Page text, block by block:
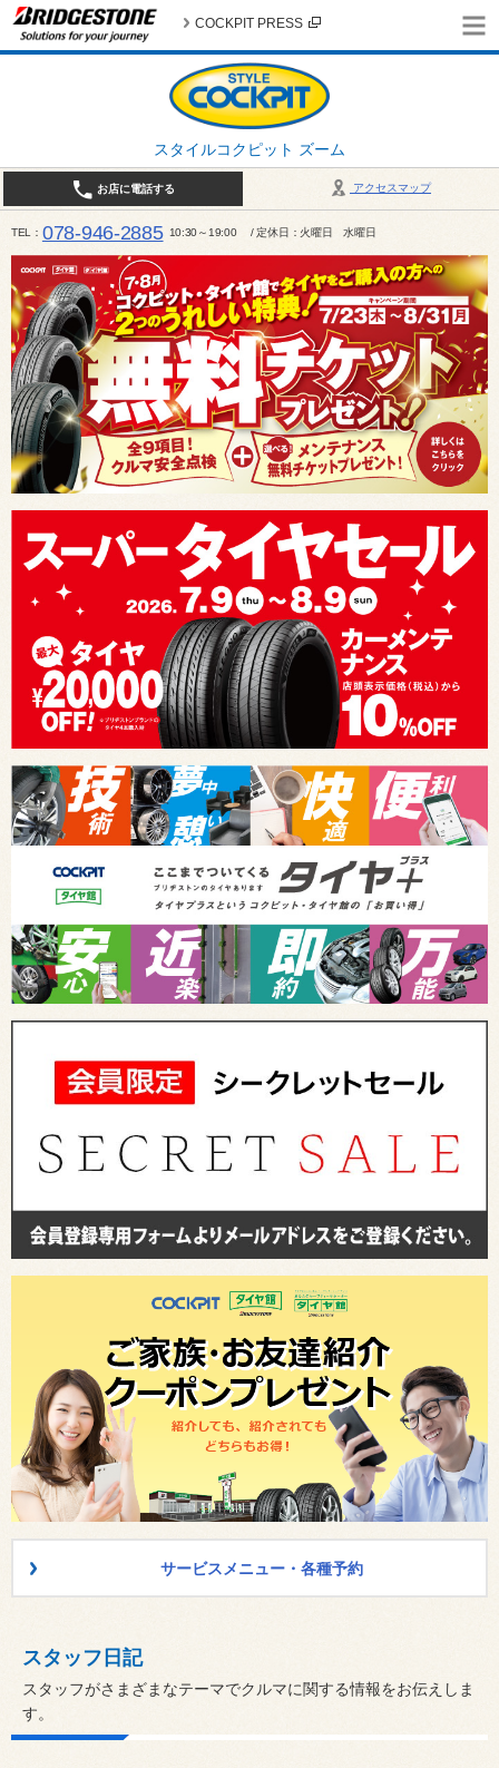
スタイルコクピット ズーム
COCKPIT PRESS
アクセスマップ
お店に電話する
TEL 078-946-2885 10:30～19:00 / 定休日：火曜日 水曜日
サービスメニュー・各種予約
スタッフ日記
スタッフがさまざまなテーマでクルマに関する情報をお伝えしま
す。